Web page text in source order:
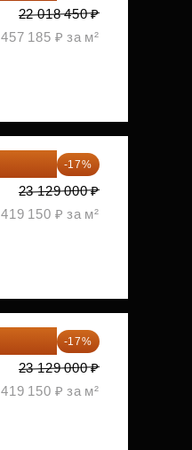
22 018 450 ₽
457 185 ₽ за м²
-17%
23 129 000 ₽
419 150 ₽ за м²
-17%
23 129 000 ₽
419 150 ₽ за м²